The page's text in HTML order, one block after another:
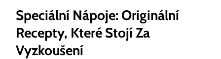
Speciální Nápoje: Originální
Recepty, Které Stojí Za
Vyzkoušení